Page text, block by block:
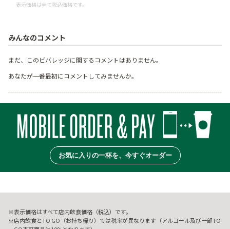
表示価格は全て税込価格です。
みんなのコメント
まだ、このビバレッジに関するコメントはありません。
あなたが一番最初にコメントしてみませんか。
お気に入りの一杯を、今すぐオーダー
表示価格はすべて店内飲食価格（税込）です。
店内飲食とTO GO（お持ち帰り）では税率が異なります（アルコール及び一部TO